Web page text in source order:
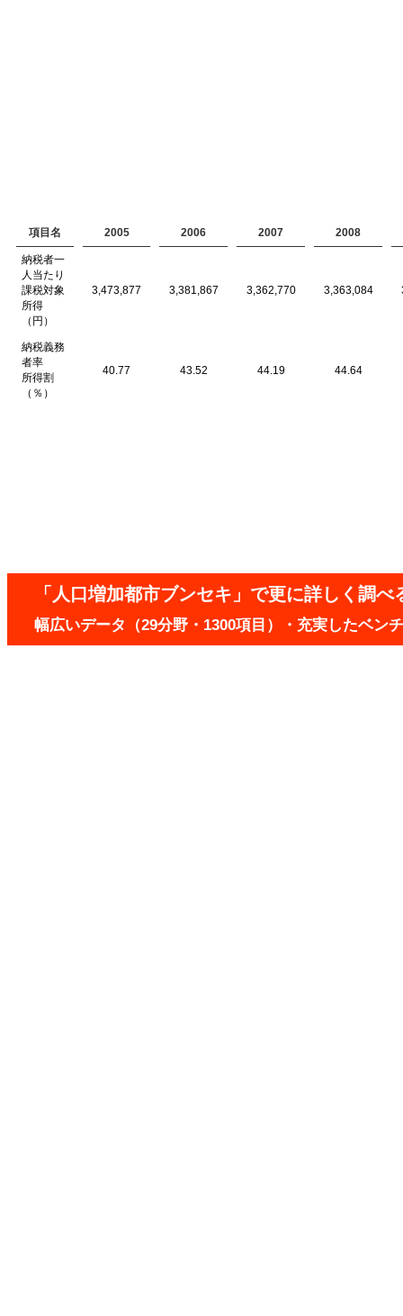
項目名 2005 2006 2007 2008
納税者一
人当たり
課税対象
所得
（円）
3,473,877 3,381,867 3,362,770 3,363,084
納税義務
者率
所得割
（％）
40.77 43.52 44.19 44.64
「人口増加都市ブンセキ」で更に詳しく調べ
幅広いデータ（29分野・1300項目）・充実したベン